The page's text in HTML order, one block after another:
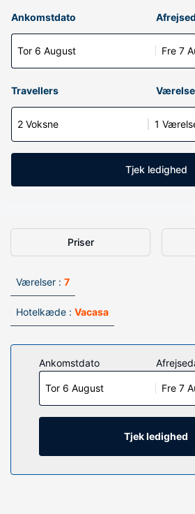
Ankomstdato
Tor 6 August Fre 7
Travellers
2 Voksne 1
Tjek ledighed
Priser
Værelser : 7
Hotelkæde : Vacasa
Ankomstdato
Tor 6 August Fre 7
Tjek ledighed